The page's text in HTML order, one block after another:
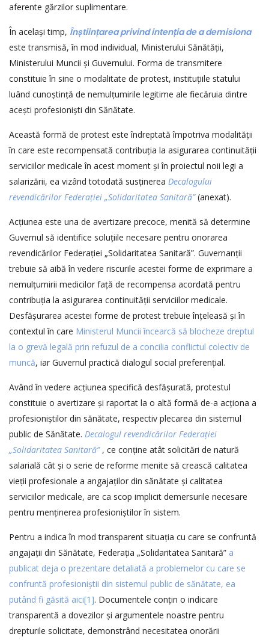
aferente gărzilor suplimentare.
În același timp, Înștiințarea privind intenția de a demisiona
este transmisă, în mod individual, Ministerului Sănătății,
Ministerului Muncii și Guvernului. Forma de transmitere
constituie în sine o modalitate de protest, instituțiile statului
luând cunoștință de nemulțumirile legitime ale fiecăruia dintre
acești profesioniști din Sănătate.
Această formă de protest este îndreptată împotriva modalității
în care este recompensată contribuția la asigurarea continuității
serviciilor medicale în acest moment și în proiectul noii legi a
salarizării, ea vizând totodată susținerea Decalogului
revendicărilor Federației „Solidaritatea Sanitară”(anexat).
Acțiunea este una de avertizare precoce, menită să determine
Guvernul să identifice soluțiile necesare pentru onorarea
revendicărilor Federației „Solidaritatea Sanitară”. Guvernanții
trebuie să aibă în vedere riscurile acestei forme de exprimare a
nemulțumirii medicilor față de recompensa acordată pentru
contribuția la asigurarea continuității serviciilor medicale.
Desfășurarea acestei forme de protest trebuie înțeleasă și în
contextul în care Ministerul Muncii încearcă să blocheze dreptul
la o grevă legală prin refuzul de a concilia conflictul colectiv de
muncă, iar Guvernul practică dialogul social preferențial.
Având în vedere acțiunea specifică desfășurată, protestul
constituie o avertizare și raportat la o altă formă de-a acționa a
profesioniștilor din sănătate, respectiv plecarea din sistemul
public de Sănătate. Decalogul revendicărilor Federației
„Solidaritatea Sanitară”, ce conține atât solicitări de natură
salarială cât și o serie de reforme menite să crească calitatea
vieții profesionale a angajaților din sănătate și calitatea
serviciilor medicale, are ca scop implicit demersurile necesare
pentru menținerea profesioniștilor în sistem.
Pentru a indica în mod transparent situația cu care se confruntă
angajații din Sănătate, Federația „Solidaritatea Sanitară” a
publicat deja o prezentare detaliată a problemelor cu care se
confruntă profesioniștii din sistemul public de sănătate, ea
putând fi găsită aici[1]. Documentele conțin o indicare
transparentă a dovezilor și argumentele noastre pentru
drepturile solicitate, demonstrând necesitatea onorării